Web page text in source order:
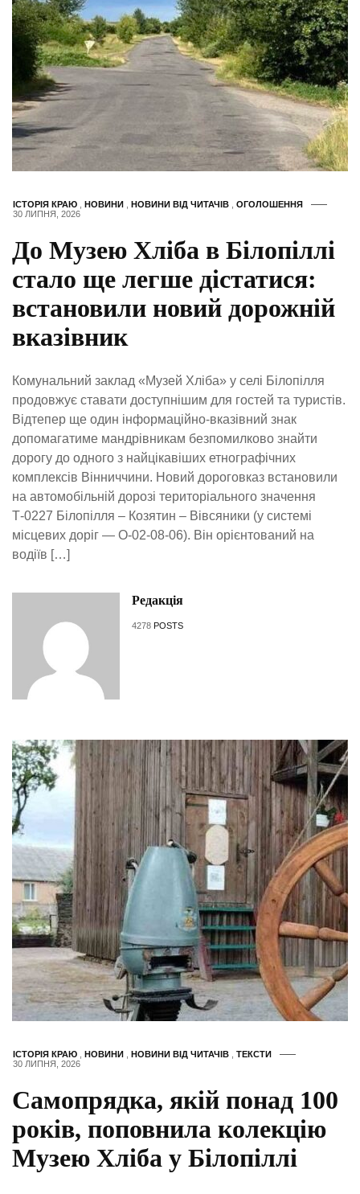
ІСТОРІЯ КРАЮ НОВИНИ НОВИНИ ВІД ЧИТАЧІВ
ОГОЛОШЕННЯ
30 ЛИПНЯ, 2026
До Музею Хліба в Білопіллі
стало ще легше дістатися:
встановили новий дорожній
вказівник
Комунальний заклад «Музей Хліба» у селі Білопілля
продовжує ставати доступнішим для гостей та туристів.
Відтепер ще один інформаційно-вказівний знак
допомагатиме мандрівникам безпомилково знайти
дорогу до одного з найцікавіших етнографічних
комплексів Вінниччини. Новий дороговказ встановили
на автомобільній дорозі територіального значення
Т-0227 Білопілля – Козятин – Вівсяники (у системі
місцевих доріг — О-02-08-06). Він орієнтований на
водіїв […]
Редакція
4278 POSTS
ІСТОРІЯ КРАЮ НОВИНИ НОВИНИ ВІД ЧИТАЧІВ
ТЕКСТИ
30 ЛИПНЯ, 2026
Самопрядка, якій понад 100
років, поповнила колекцію
Музею Хліба у Білопіллі